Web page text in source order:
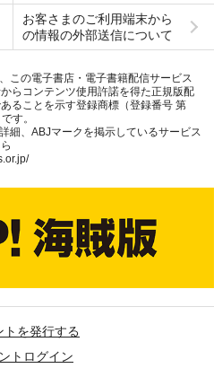
お客さまのご利用端末から
の情報の外部送信について
この電子書店・電子書籍配信サービス
らコンテンツ使用許諾を得た正規版配
ることを示す登録商標（登録番号 第
す。
細、ABJマークを掲示しているサービス
トを発行する
トログイン